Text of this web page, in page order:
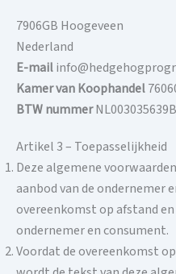
7906GB Hoogeveen
Nederland
E-mail
Kamer van Koophandel
BTW nummer
Artikel 3 – Toepasselijkheid
Deze algemene
aanbod van de ondernemer
overeenkomst op afstand
ondernemer en consument.
Voordat de overeenkomst